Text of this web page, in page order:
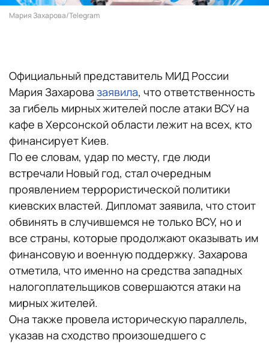
Мария Захарова/Telegram
Официальный представитель МИД России
Мария Захарова заявила, что ответственность
за гибель мирных жителей после атаки ВСУ на
кафе в Херсонской области лежит на всех, кто
финансирует Киев.
По ее словам, удар по месту, где люди
встречали Новый год, стал очередным
проявлением террористической политики
киевских властей. Дипломат заявила, что стоит
обвинять в случившемся не только ВСУ, но и
все страны, которые продолжают оказывать им
финансовую и военную поддержку. Захарова
отметила, что именно на средства западных
налогоплательщиков совершаются атаки на
мирных жителей.
Она также провела историческую параллель,
указав на сходство произошедшего с